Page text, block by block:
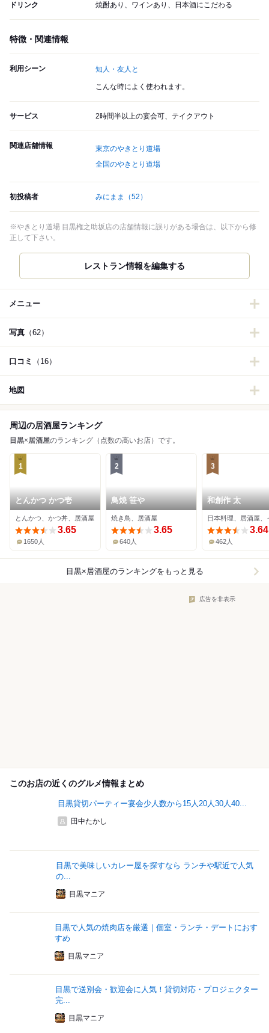
ドリンク 焼酎あり、ワインあり、日本酒にこだわる
特徴・関連情報
利用シーン 知人・友人と
こんな時によく使われます。
サービス 2時間半以上の宴会可、テイクアウト
関連店舗情報
東京のやきとり道場
全国のやきとり道場
初投稿者 みにまま （52）
※やきとり道場 目黒権之助坂店の店舗情報に誤りがある場合は、以下から修
正して下さい。
レストラン情報を編集する
メニュー
写真 （62）
口コミ （16）
地図
周辺の居酒屋ランキング
目黒×居酒屋のランキング（点数の高いお店）です。
1
とんかつ かつ壱
とんかつ、かつ丼、居酒屋
3.65
1650人
2
鳥焼 笹や
焼き鳥、居酒屋
3.65
640人
3
和創作 太
3.64
462人
目黒×居酒屋のランキングをもっと見る
広告を非表示
このお店の近くのグルメ情報まとめ
目黒貸切パーティー宴会少人数から15人20人30人40...
田中たかし
目黒で美味しいカレー屋を探すなら ランチや駅近で人気
の...
目黒マニア
目黒で人気の焼肉店を厳選｜個室・ランチ・デートにおす
すめ
目黒マニア
目黒で送別会・歓迎会に人気！貸切対応・プロジェクター
完...
目黒マニア